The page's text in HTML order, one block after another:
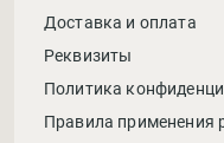
Доставка и оплата
Реквизиты
Политика
Правила применения